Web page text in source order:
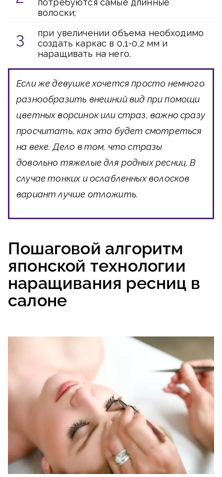
потребуются самые длинные
волоски;
при увеличении объема необходимо
создать каркас в 0,1-0,2 мм и
наращивать на него.
Если же девушке хочется просто немного
разнообразить внешний вид при помощи
цветных ворсинок или страз, важно сразу
просчитать, как это будет смотреться
на веке. Дело в том, что стразы
довольно тяжелые для родных ресниц. В
случае тонких и ослабленных волосков
вариант лучше отложить.
Пошаговой алгоритм
японской технологии
наращивания ресниц в
салоне